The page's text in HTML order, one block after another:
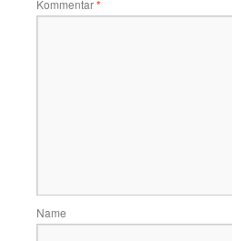
Kommentar*
Name